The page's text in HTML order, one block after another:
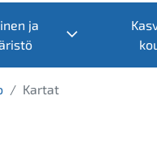
ja
Toggle
Kartat